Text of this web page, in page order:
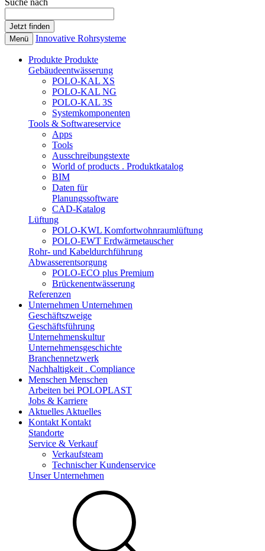
Suche nach
Menü Innovative Rohrsysteme
Produkte Produkte
Gebäudeentwässerung
POLO-KAL XS
POLO-KAL NG
POLO-KAL 3S
Systemkomponenten
Tools & Softwareservice
Apps
Tools
Ausschreibungstexte
World of products . Produktkatalog
BIM
Daten für
Planungssoftware
CAD-Katalog
Lüftung
POLO-KWL Komfortwohnraumlüftung
POLO-EWT Erdwärmetauscher
Rohr- und Kabeldurchführung
Abwasserentsorgung
POLO-ECO plus Premium
Brückenentwässerung
Referenzen
Unternehmen Unternehmen
Geschäftszweige
Geschäftsführung
Unternehmenskultur
Unternehmensgeschichte
Branchennetzwerk
Nachhaltigkeit . Compliance
Menschen Menschen
Arbeiten bei POLOPLAST
Jobs & Karriere
Aktuelles Aktuelles
Kontakt Kontakt
Standorte
Service & Verkauf
Verkaufsteam
Technischer Kundenservice
Unser Unternehmen